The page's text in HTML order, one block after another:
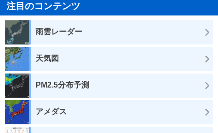
注目のコンテンツ
雨雲レーダー
天気図
PM2.5分布予測
アメダス